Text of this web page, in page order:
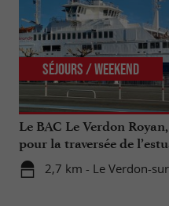
Le BAC Le Verdon
pour la traversée de
Gironde
2,7 km - Le Verdon-
Séjours / Weekend